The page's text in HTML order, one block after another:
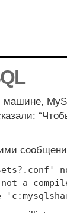
машине,
a